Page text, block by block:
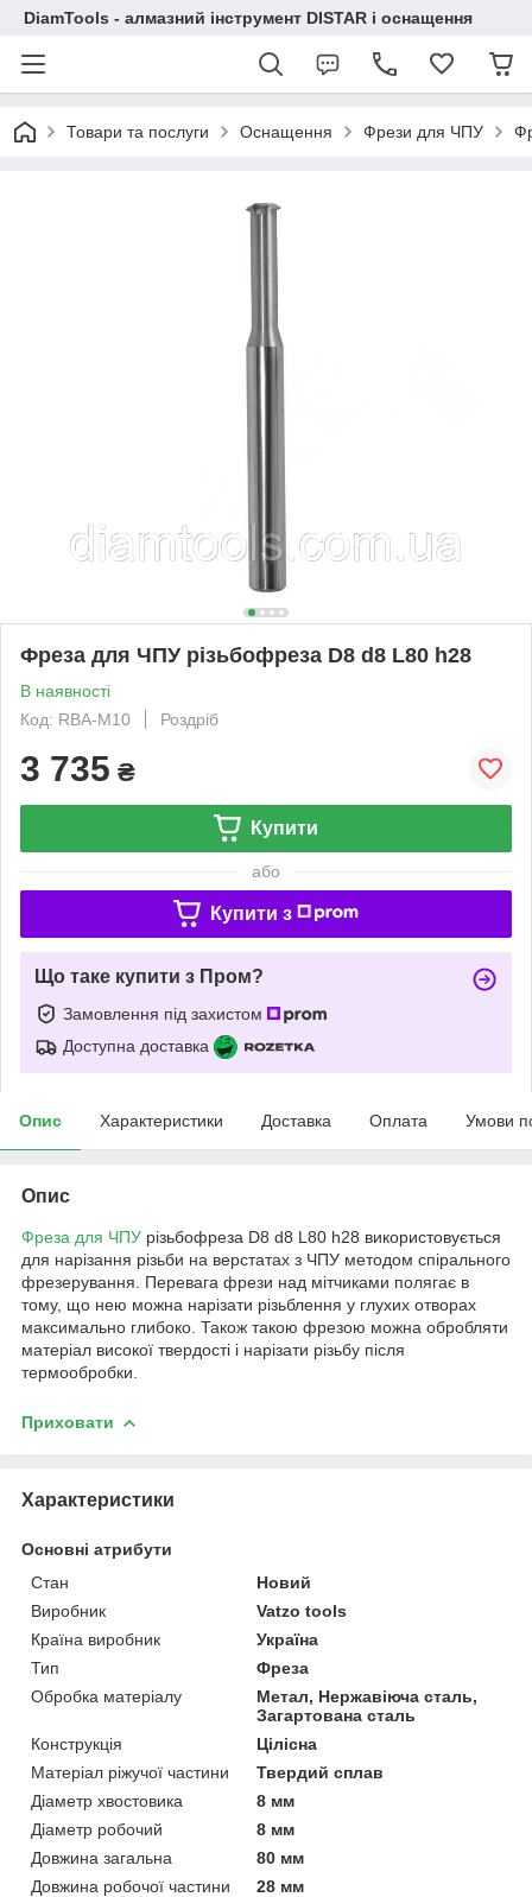
DiamTools - алмазний інструмент DISTAR і оснащення
Товари та послуги Оснащення Фрези для ЧПУ
Фреза для ЧПУ різьбофреза D8 d8 L80 h28
В наявності
Код: RBA-M10
Роздріб
3 735 ₴
Купити
або
Купити з
Що таке купити з Пром?
Замовлення під захистом
Доступна доставка
Опис Характеристики Доставка Оплата Умови
Опис
Фреза для ЧПУ різьбофреза D8 d8 L80 h28 використовується
для нарізання різьби на верстатах з ЧПУ методом спірального
фрезерування. Перевага фрези над мітчиками полягає в
тому, що нею можна нарізати різьблення у глухих отворах
максимально глибоко. Також такою фрезою можна обробляти
матеріал високої твердості і нарізати різьбу після
термообробки.
Приховати
Характеристики
Основні атрибути
Стан
Новий
Виробник
Vatzo tools
Країна виробник
Україна
Тип
Фреза
Обробка матеріалу
Метал, Нержавіюча сталь,
Загартована сталь
Конструкція
Цілісна
Матеріал ріжучої частини
Твердий сплав
Діаметр хвостовика
8 мм
Діаметр робочий
8 мм
Довжина загальна
80 мм
Довжина робочої частини
28 мм